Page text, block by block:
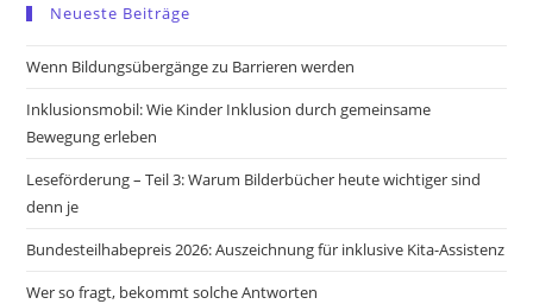
a
new
new
a
new
new
Neueste Beiträge
Wenn Bildungsübergänge zu Barrieren werden
Inklusionsmobil: Wie Kinder Inklusion durch gemeinsame
Bewegung erleben
Leseförderung – Teil 3: Warum Bilderbücher heute wichtiger sind
denn je
Bundesteilhabepreis 2026: Auszeichnung für inklusive Kita-Assistenz
Wer so fragt, bekommt solche Antworten